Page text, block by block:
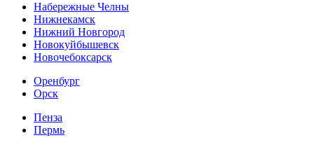
Набережные Челны
Нижнекамск
Нижний Новгород
Новокуйбышевск
Новочебоксарск
Оренбург
Орск
Пенза
Пермь